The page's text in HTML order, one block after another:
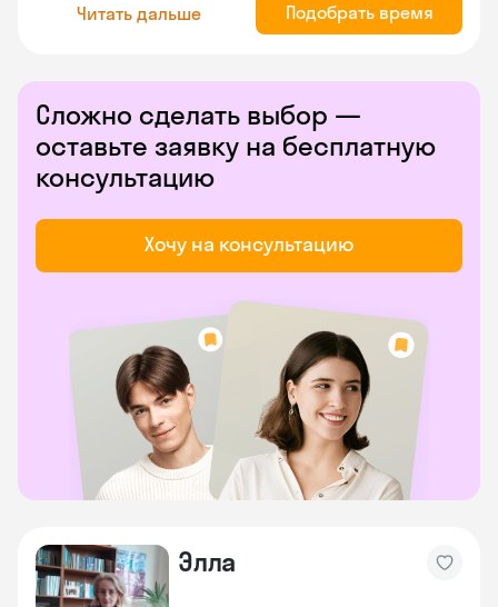
Читать дальше Подобрать время
Сложно сделать выбор —
оставьте заявку на бесплатную
консультацию
Хочу на консультацию
Элла